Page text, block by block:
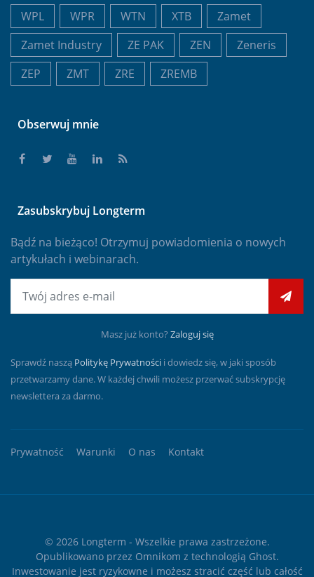
WPL
WPR WTN XTB
Zamet
Zamet Industry
ZE PAK ZEN
Zeneris
ZEP
ZMT ZRE ZREMB
Obserwuj mnie
Zasubskrybuj Longterm
Bądź na bieżąco! Otrzymuj powiadomienia o nowych
artykułach i webinarach.
Masz już konto? Zaloguj się
Sprawdź naszą Politykę Prywatności i dowiedz się, w jaki sposób
przetwarzamy dane. W każdej chwili możesz przerwać subskrypcję
newslettera za darmo.
Prywatność Warunki O nas Kontakt
© 2026 Longterm - Wszelkie prawa zastrzeżone.
Opublikowano przez Omnikom z technologią Ghost.
Inwestowanie jest ryzykowne i możesz stracić część lub całość